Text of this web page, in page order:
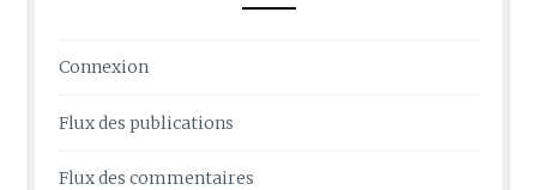
Connexion
Flux des publications
Flux des commentaires